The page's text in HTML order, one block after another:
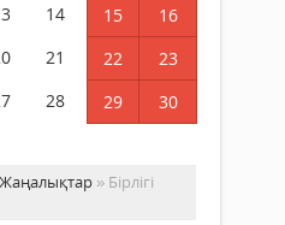
14 15
16
21 22
23
28 29
30
Жаңалықтар » Бірлігі